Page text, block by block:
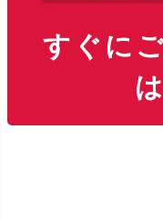
すぐに